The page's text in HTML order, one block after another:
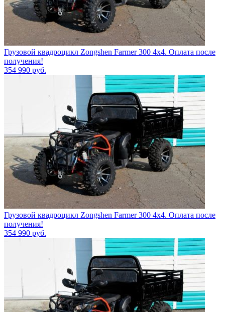
Грузовой квадроцикл Zongshen Farmer 300 4х4. Оплата после
получения!
354 990 руб.
Грузовой квадроцикл Zongshen Farmer 300 4х4. Оплата после
получения!
354 990 руб.